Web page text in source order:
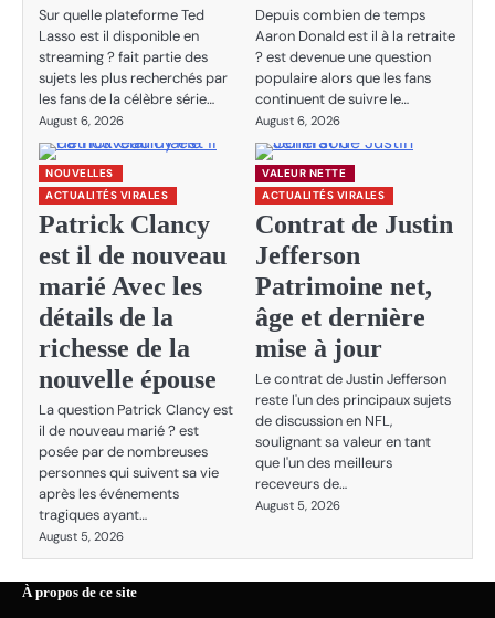
Sur quelle plateforme Ted
Lasso est il disponible en
streaming ? fait partie des
sujets les plus recherchés par
les fans de la célèbre série…
August 6, 2026
Depuis combien de temps
Aaron Donald est il à la retraite
? est devenue une question
populaire alors que les fans
continuent de suivre le…
August 6, 2026
NOUVELLES
ACTUALITÉS VIRALES
Patrick Clancy
est il de nouveau
marié Avec les
détails de la
richesse de la
nouvelle épouse
La question Patrick Clancy est
il de nouveau marié ? est
posée par de nombreuses
personnes qui suivent sa vie
après les événements
tragiques ayant…
August 5, 2026
VALEUR NETTE
ACTUALITÉS VIRALES
Contrat de Justin
Jefferson
Patrimoine net,
âge et dernière
mise à jour
Le contrat de Justin Jefferson
reste l'un des principaux sujets
de discussion en NFL,
soulignant sa valeur en tant
que l'un des meilleurs
receveurs de…
August 5, 2026
À propos de ce site